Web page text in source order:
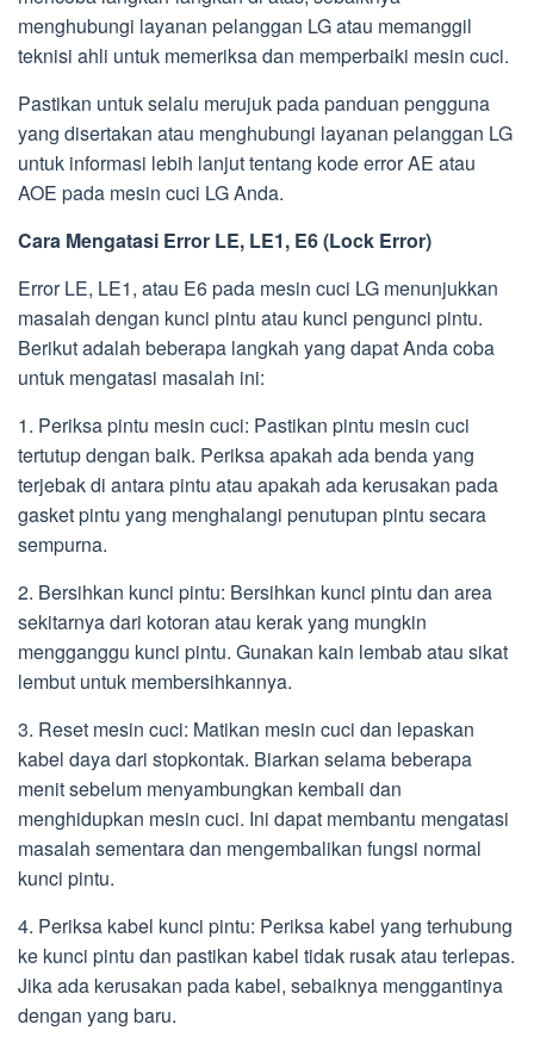
menghubungi layanan pelanggan LG atau memanggil
teknisi ahli untuk memeriksa dan memperbaiki mesin cuci.
Pastikan untuk selalu merujuk pada panduan pengguna
yang disertakan atau menghubungi layanan pelanggan LG
untuk informasi lebih lanjut tentang kode error AE atau
AOE pada mesin cuci LG Anda.
Cara Mengatasi Error LE, LE1, E6 (Lock Error)
Error LE, LE1, atau E6 pada mesin cuci LG menunjukkan
masalah dengan kunci pintu atau kunci pengunci pintu.
Berikut adalah beberapa langkah yang dapat Anda coba
untuk mengatasi masalah ini:
1. Periksa pintu mesin cuci: Pastikan pintu mesin cuci
tertutup dengan baik. Periksa apakah ada benda yang
terjebak di antara pintu atau apakah ada kerusakan pada
gasket pintu yang menghalangi penutupan pintu secara
sempurna.
2. Bersihkan kunci pintu: Bersihkan kunci pintu dan area
sekitarnya dari kotoran atau kerak yang mungkin
mengganggu kunci pintu. Gunakan kain lembab atau sikat
lembut untuk membersihkannya.
3. Reset mesin cuci: Matikan mesin cuci dan lepaskan
kabel daya dari stopkontak. Biarkan selama beberapa
menit sebelum menyambungkan kembali dan
menghidupkan mesin cuci. Ini dapat membantu mengatasi
masalah sementara dan mengembalikan fungsi normal
kunci pintu.
4. Periksa kabel kunci pintu: Periksa kabel yang terhubung
ke kunci pintu dan pastikan kabel tidak rusak atau terlepas.
Jika ada kerusakan pada kabel, sebaiknya menggantinya
dengan yang baru.